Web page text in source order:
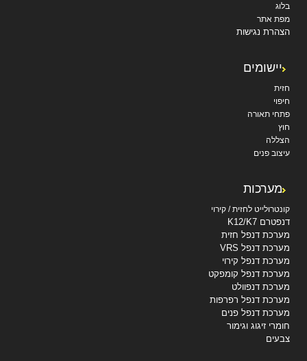
בלוג
מפת אתר
הצהרת נגישות
יישומים
חזית
חיפוי
פתחי תאורה
חוץ
הצללה
עיצוב פנים
מערכות
קונטרולייט לחזית / קירוי
דנפטרם K12/K7
מערכת דנפל חזית
מערכת דנפל VRS
מערכת דנפל קירוי
מערכת דנפל קומפקט
מערכת דנפוולט
מערכת דנפל רפרפות
מערכת דנפל פנים
חומרי זיגוג וגימור
צבעים